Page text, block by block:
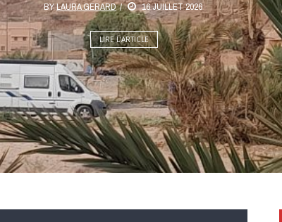
BYLAURA GERARD 16 JUILLET 2026
LIRE L’ARTICLE